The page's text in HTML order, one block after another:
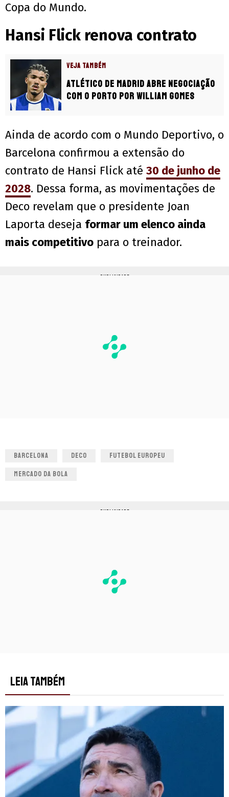
Copa do Mundo.
Hansi Flick renova contrato
VEJA TAMBÉM
Atlético de Madrid abre negociação
com o Porto por William Gomes
Ainda de acordo com o Mundo Deportivo, o
Barcelona confirmou a extensão do
contrato de Hansi Flick até 30 de junho de
2028. Dessa forma, as movimentações de
Deco revelam que o presidente Joan
Laporta deseja formar um elenco ainda
mais competitivo para o treinador.
PUBLICIDADE
BARCELONA DECO FUTEBOL EUROPEU
MERCADO DA BOLA
PUBLICIDADE
LEIA TAMBÉM